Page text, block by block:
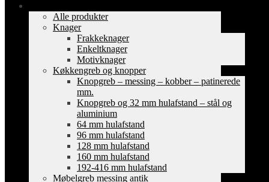
Alle produkter
Knager
Frakkeknager
Enkeltknager
Motivknager
Køkkengreb og knopper
Knopgreb – messing – kobber – patinerede
mm.
Knopgreb og 32 mm hulafstand – stål og
aluminium
64 mm hulafstand
96 mm hulafstand
128 mm hulafstand
160 mm hulafstand
192-416 mm hulafstand
Møbelgreb messing antik